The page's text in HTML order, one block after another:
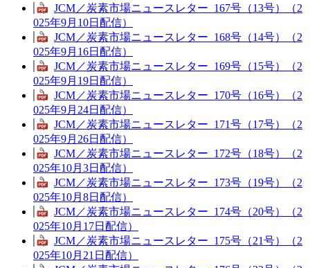
JCM／炭素市場ニュースレター_167号（13号）（2
025年9月10日配信）
JCM／炭素市場ニュースレター_168号（14号）（2
025年9月16日配信）
JCM／炭素市場ニュースレター_169号（15号）（2
025年9月19日配信）
JCM／炭素市場ニュースレター_170号（16号）（2
025年9月24日配信）
JCM／炭素市場ニュースレター_171号（17号）（2
025年9月26日配信）
JCM／炭素市場ニュースレター_172号（18号）（2
025年10月3日配信）
JCM／炭素市場ニュースレター_173号（19号）（2
025年10月8日配信）
JCM／炭素市場ニュースレター_174号（20号）（2
025年10月17日配信）
JCM／炭素市場ニュースレター_175号（21号）（2
025年10月21日配信）